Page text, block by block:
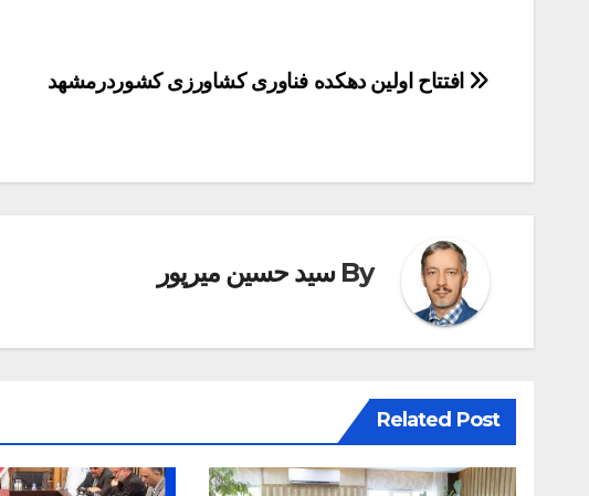
راهبری
افتتاح اولین دهکده فناوری کشاورزی کشوردرمشهد
By سید حسین میرپور
Related Post